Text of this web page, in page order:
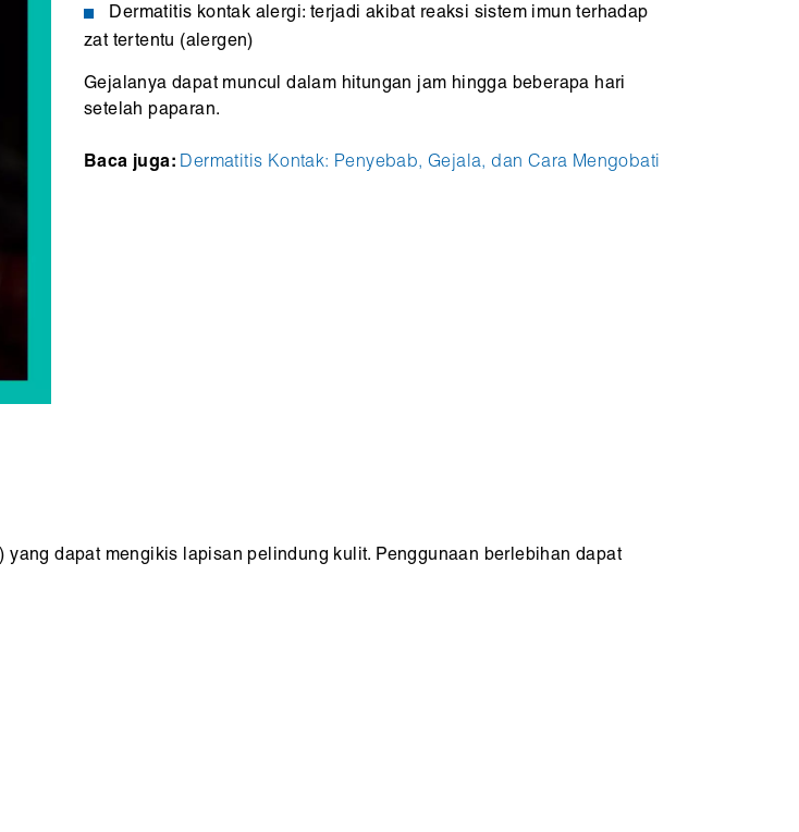
Dermatitis kontak alergi: terjadi akibat reaksi sistem imun terhadap
zat tertentu (alergen)
Gejalanya dapat muncul dalam hitungan jam hingga beberapa hari
setelah paparan.
Baca juga: Dermatitis Kontak: Penyebab, Gejala, dan Cara Mengobati
dapat mengikis lapisan pelindung kulit. Penggunaan berlebihan dapat